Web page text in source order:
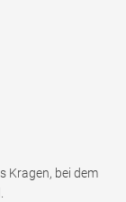
Kragen, bei dem